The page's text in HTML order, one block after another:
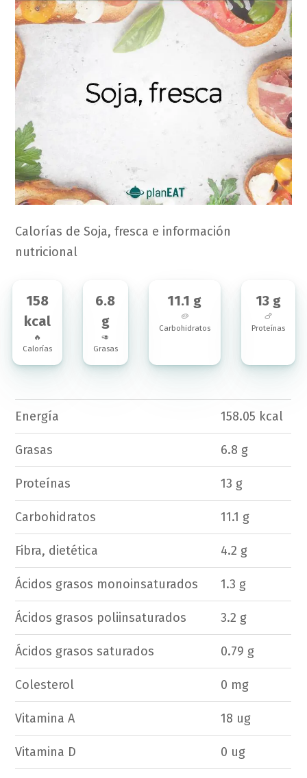
Calorías de Soja, fresca e información
nutricional
158
kcal
🔥
Calorías
6.8
g
🥑
Grasas
11.1 g
🥔
Carbohidratos
13 g
🍗
Proteínas
Energía 158.05 kcal
Grasas 6.8 g
Proteínas 13 g
Carbohidratos 11.1 g
Fibra, dietética 4.2 g
Ácidos grasos monoinsaturados 1.3 g
Ácidos grasos poliinsaturados 3.2 g
Ácidos grasos saturados 0.79 g
Colesterol 0 mg
Vitamina A 18 ug
Vitamina D 0 ug